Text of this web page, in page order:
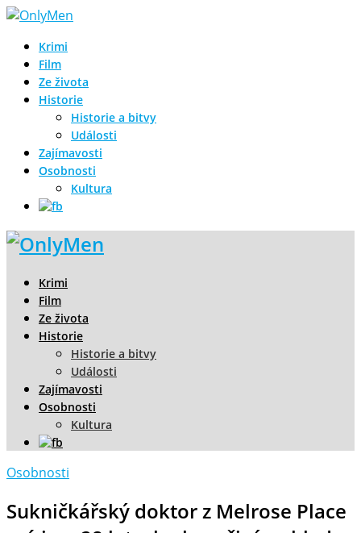
Krimi
Film
Ze života
Historie
Historie a bitvy
Události
Zajímavosti
Osobnosti
Kultura
Krimi
Film
Ze života
Historie
Historie a bitvy
Události
Zajímavosti
Osobnosti
Kultura
Osobnosti
Sukničkářský doktor z Melrose Place